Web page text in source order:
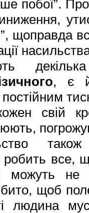
побої”.
щоправда
, є
свій
також
робить все,
можуть
щоб
людина